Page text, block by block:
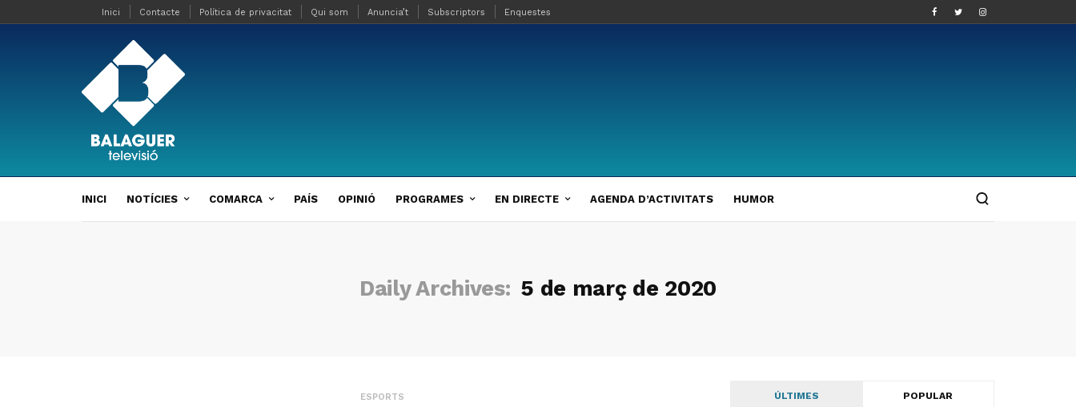
Inici Contacte Política de privacitat Qui som Anuncia’t Subscriptors Enquestes
INICI NOTÍCIES COMARCA PAÍS OPINIÓ PROGRAMES EN DIRECTE AGENDA D’ACTIVITATS HUMOR
Daily Archives: 5 de març de 2020
ESPORTS ÚLTIMES POPULAR